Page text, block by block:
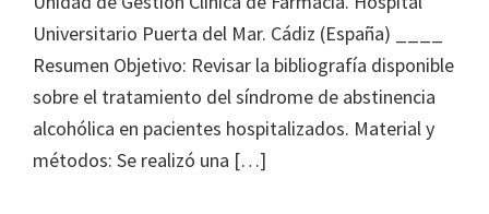
Universitario Puerta del Mar. Cádiz (España) ____
Resumen Objetivo: Revisar la bibliografía disponible
sobre el tratamiento del síndrome de abstinencia
alcohólica en pacientes hospitalizados. Material y
métodos: Se realizó una […]